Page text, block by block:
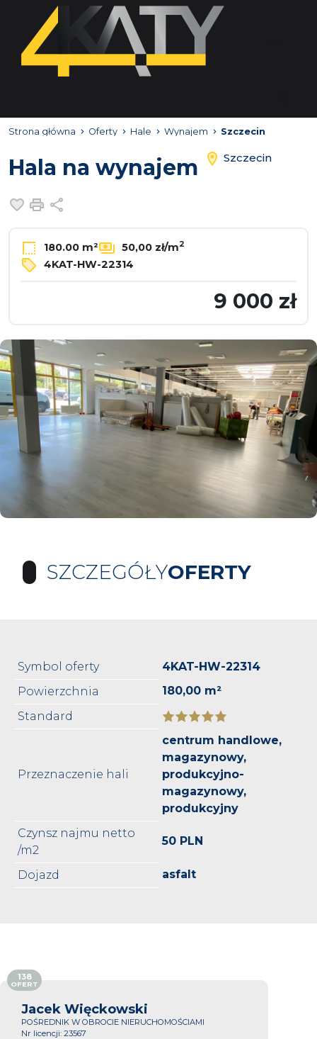
Strona główna Oferty Hale Wynajem Szczecin
Hala na wynajem Szczecin
Dodaj do ulubionych
Drukuj
180.00 m² 50,00 zł/m2
4KAT-HW-22314
9 000 zł
SZCZEGÓŁYOFERTY
Symbol oferty
4KAT-HW-22314
Powierzchnia
180,00 m²
Standard
Przeznaczenie hali
centrum handlowe,
magazynowy,
produkcyjno-
magazynowy,
produkcyjny
Czynsz najmu netto
/m2
50 PLN
Dojazd asfalt
Jacek Więckowski
POŚREDNIK W OBROCIE NIERUCHOMOŚCIAMI
Nr licencji: 23567
138
OFERT